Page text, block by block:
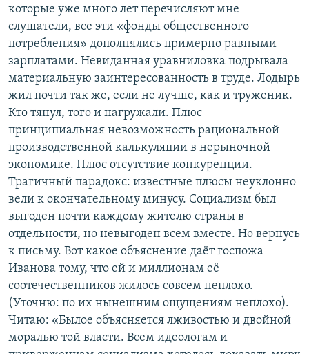
которые уже много лет перечисляют мне
слушатели, все эти «фонды общественного
потребления» дополнялись примерно равными
зарплатами. Невиданная уравниловка подрывала
материальную заинтересованность в труде. Лодырь
жил почти так же, если не лучше, как и труженик.
Кто тянул, того и нагружали. Плюс
принципиальная невозможность рациональной
производственной калькуляции в нерыночной
экономике. Плюс отсутствие конкуренции.
Трагичный парадокс: известные плюсы неуклонно
вели к окончательному минусу. Социализм был
выгоден почти каждому жителю страны в
отдельности, но невыгоден всем вместе. Но вернусь
к письму. Вот какое объяснение даёт госпожа
Иванова тому, что ей и миллионам её
соотечественников жилось совсем неплохо.
(Уточню: по их нынешним ощущениям неплохо).
Читаю: «Былое объясняется лживостью и двойной
моралью той власти. Всем идеологам и